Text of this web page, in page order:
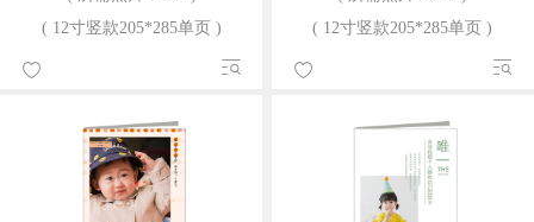
( 12寸竖款205*285单页 )
( 12寸竖款205*285单页 )